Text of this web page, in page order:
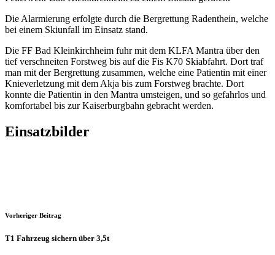
Die Alarmierung erfolgte durch die Bergrettung Radenthein, welche
bei einem Skiunfall im Einsatz stand.
Die FF Bad Kleinkirchheim fuhr mit dem KLFA Mantra über den
tief verschneiten Forstweg bis auf die Fis K70 Skiabfahrt. Dort traf
man mit der Bergrettung zusammen, welche eine Patientin mit einer
Knieverletzung mit dem Akja bis zum Forstweg brachte. Dort
konnte die Patientin in den Mantra umsteigen, und so gefahrlos und
komfortabel bis zur Kaiserburgbahn gebracht werden.
Einsatzbilder
Vorheriger Beitrag
T1 Fahrzeug sichern über 3,5t